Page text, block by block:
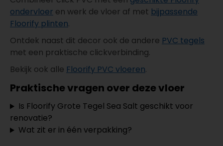
ondervloer en werk de vloer af met bijpassende
Floorify plinten.
Ontdek naast dit decor ook de andere PVC tegels
met een praktische clickverbinding.
Bekijk ook alle Floorify PVC vloeren.
Praktische vragen over deze vloer
Is Floorify Grote Tegel Sea Salt geschikt voor
renovatie?
Wat zit er in één verpakking?